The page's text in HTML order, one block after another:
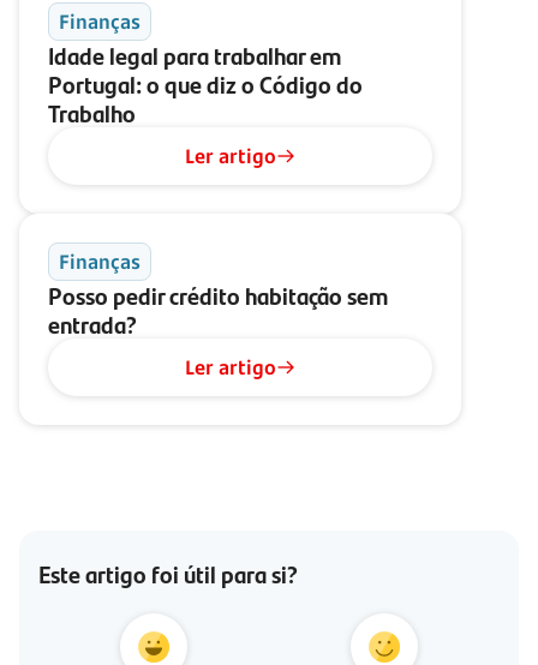
Finanças
Idade legal para trabalhar em
Portugal: o que diz o Código do
Trabalho
Ler artigo
Finanças
Posso pedir crédito habitação sem
entrada?
Ler artigo
Este artigo foi útil para si?